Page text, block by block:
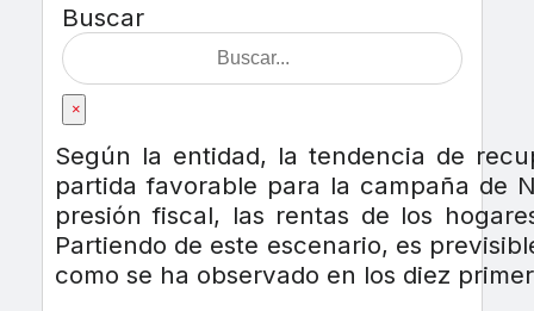
Buscar
×
Según la entidad, la tendencia de
partida favorable para la campaña de
presión fiscal, las rentas de los
Partiendo de este escenario, es
como se ha observado en los diez